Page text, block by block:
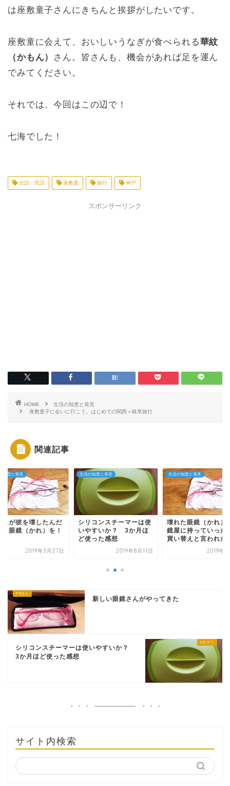
は座敷童子さんにきちんと挨拶がしたいです。
座敷童に会えて、おいしいうなぎが食べられる華紋
（かもん） さん。皆さんも、機会があれば足を運ん
でみてください。
それでは、今回はこの辺で！
七海でした！
伝説・民話 座敷童 旅行 神戸
スポンサーリンク
HOME
生活の知恵と発見
座敷童子に会いに行こう。はじめての関西＋岐阜旅行
関連記事
知恵と発見
たが彼を壊したんだ
眼鏡（かれ）を！
2019年3月27日
生活の知恵と発見
シリコンスチーマーは使
いやすいか？ 3か月ほ
ど使った感想
2019年8月11日
生活の知恵と発見
壊れた眼鏡（かれ）
鏡屋に持っていった
買い替えと言われた
2019年7
新しい眼鏡さんがやってきた
シリコンスチーマーは使いやすいか？
3か月ほど使った感想
サイト内検索